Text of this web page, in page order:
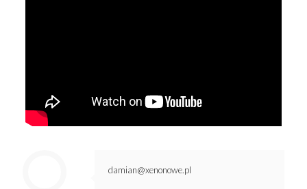
damian@xenonowe.pl